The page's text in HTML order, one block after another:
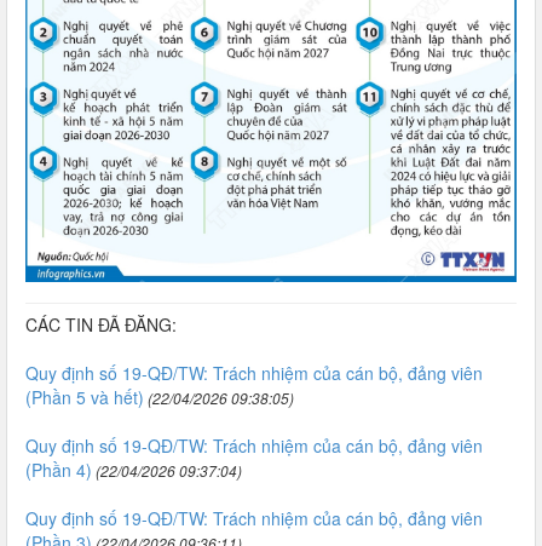
CÁC TIN ĐÃ ĐĂNG:
Quy định số 19-QĐ/TW: Trách nhiệm của cán bộ, đảng viên
(Phần 5 và hết) (22/04/2026 09:38:05)
Quy định số 19-QĐ/TW: Trách nhiệm của cán bộ, đảng viên
(Phần 4) (22/04/2026 09:37:04)
Quy định số 19-QĐ/TW: Trách nhiệm của cán bộ, đảng viên